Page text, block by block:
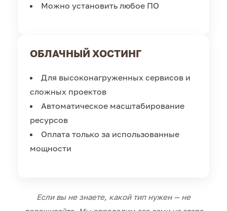
Можно установить любое ПО
ОБЛАЧНЫЙ ХОСТИНГ
Для высоконагруженных сервисов и
сложных проектов
Автоматическое масштабирование
ресурсов
Оплата только за использованные
мощности
Если вы не знаете, какой тип нужен — не